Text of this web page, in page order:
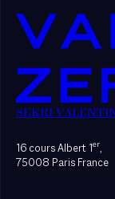
SEKRI
16 cours Albert 1er,
75008 Paris France